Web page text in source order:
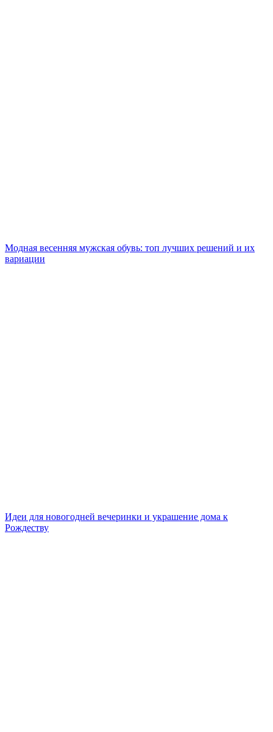
Модная весенняя мужская обувь: топ лучших решений и их
вариации
Идеи для новогодней вечеринки и украшение дома к
Рождеству